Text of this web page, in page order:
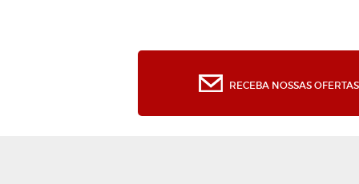
RECEBA NOSSAS